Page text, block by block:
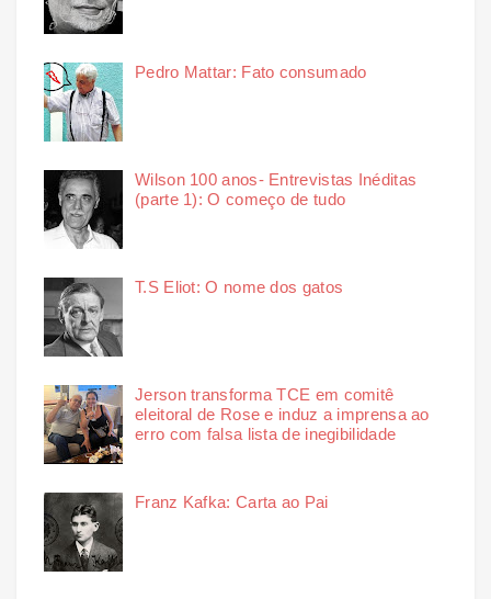
Pedro Mattar: Fato consumado
Wilson 100 anos- Entrevistas Inéditas
(parte 1): O começo de tudo
T.S Eliot: O nome dos gatos
Jerson transforma TCE em comitê
eleitoral de Rose e induz a imprensa ao
erro com falsa lista de inegibilidade
Franz Kafka: Carta ao Pai